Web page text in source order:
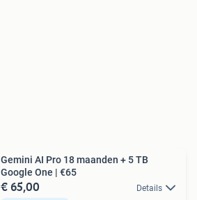
Gemini AI Pro 18 maanden + 5 TB
Google One | €65
€ 65,00 Details